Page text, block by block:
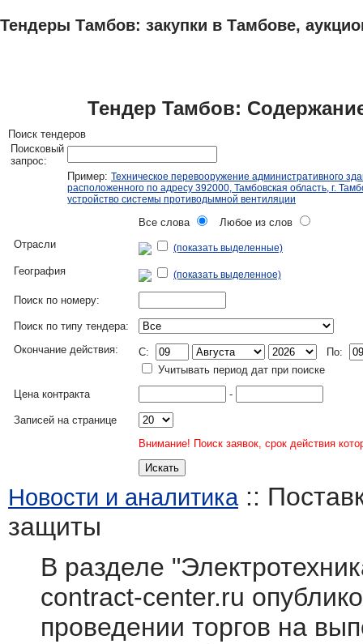
Тендеры Тамбов: закупки в Тамбове,
Тендер Тамбов:
Поиск тендеров
Поисковый
запрос:
Пример: Техническое перевооружение административного
расположенного по адресу 392000, Тамбовская область, г.
устройство системы противодымной вентиляции
Все слова
Любое из слов
Отрасли
(показать выделенные)
География (показать выделенное)
Поиск по номеру:
Поиск по типу тендера:
Окончание действия:
C:
По:
Учитывать период дат при поиске
Цена контракта
-
Записей на странице
Внимание! Поиск заявок, срок действия
Новости и аналитика::
защиты
В разделе
contract-center.ru
проведении торгов на